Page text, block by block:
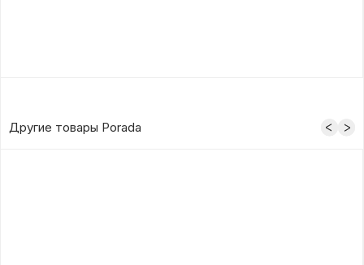
Другие товары Porada